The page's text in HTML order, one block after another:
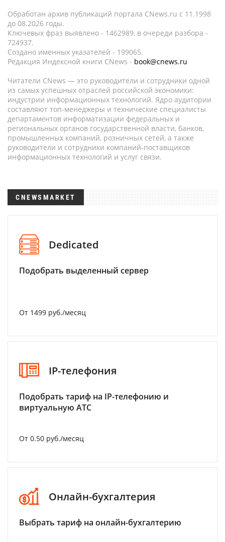
Обработан архив публикаций портала CNews.ru c 11.1998
до 08.2026 годы.
Ключевых фраз выявлено - 1462989, в очереди разбора -
724937.
Создано именных указателей - 199065.
Редакция Индексной книги CNews - book@cnews.ru
Читатели CNews — это руководители и сотрудники одной
из самых успешных отраслей российской экономики:
индустрии информационных технологий. Ядро аудитории
составляют топ-менеджеры и технические специалисты
департаментов информатизации федеральных и
региональных органов государственной власти, банков,
промышленных компаний, розничных сетей, а также
руководители и сотрудники компаний-поставщиков
информационных технологий и услуг связи.
CNEWSMARKET
Dedicated
Подобрать выделенный сервер
От 1499 руб./месяц
IP-телефония
Подобрать тариф на IP-телефонию и
виртуальную АТС
От 0.50 руб./месяц
Онлайн-бухгалтерия
Выбрать тариф на онлайн-бухгалтерию